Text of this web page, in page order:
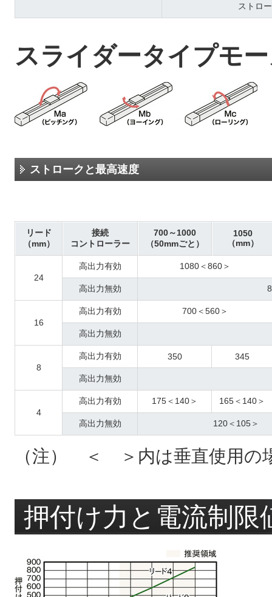
ストロ
スライダータイプモ
ストロークと最高速度
リード
（mm）
接続
コントローラー
700～1000
（50mmごと）
1050
（mm）
24
高出力有効 1080＜860＞
高出力無効
16
高出力有効 700＜560＞
高出力無効
8
高出力有効 350 345
高出力無効
4
高出力有効 175＜140＞ 165＜140＞
高出力無効 120＜105＞
（注） ＜ ＞内は垂直使用の
押付け力と電流制限